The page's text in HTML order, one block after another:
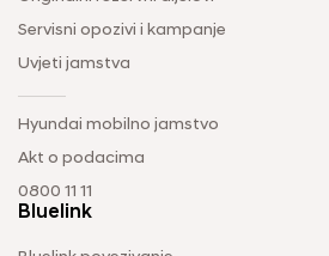
Servisni opozivi i kampanje
Uvjeti jamstva
Hyundai mobilno jamstvo
Akt o podacima
0800 11 11
Bluelink